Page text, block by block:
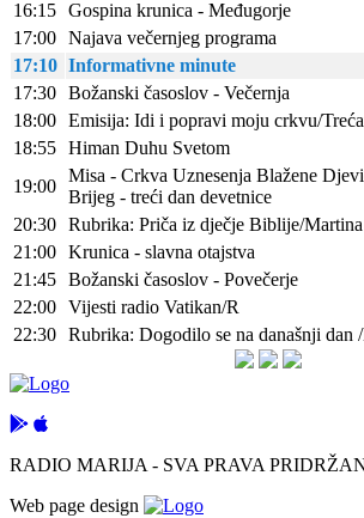
16:15 Gospina krunica - Međugorje
17:00 Najava večernjeg programa
17:10 Informativne minute
17:30 Božanski časoslov - Večernja
18:00 Emisija: Idi i popravi moju crkvu/
18:55 Himan Duhu Svetom
19:00
Misa - Crkva Uznesenja Blažene
Brijeg - treći dan devetnice
20:30 Rubrika: Priča iz dječje Biblije/
21:00 Krunica - slavna otajstva
21:45 Božanski časoslov - Povečerje
22:00 Vijesti radio Vatikan/R
22:30 Rubrika: Dogodilo se na današnji dan
RADIO MARIJA - SVA PRAVA
Web page design